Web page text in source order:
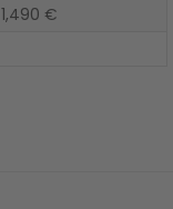
1,490 €